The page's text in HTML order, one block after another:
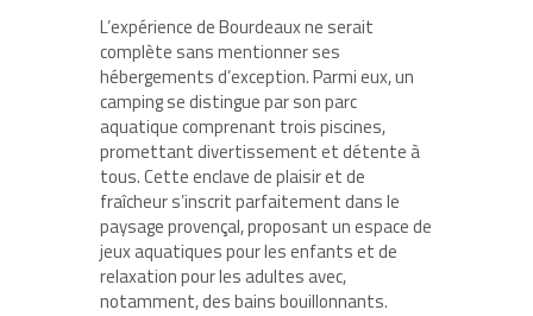
L’expérience de Bourdeaux ne serait
complète sans mentionner ses
hébergements d’exception. Parmi eux, un
camping se distingue par son parc
aquatique comprenant trois piscines,
promettant divertissement et détente à
tous. Cette enclave de plaisir et de
fraîcheur s’inscrit parfaitement dans le
paysage provençal, proposant un espace de
jeux aquatiques pour les enfants et de
relaxation pour les adultes avec,
notamment, des bains bouillonnants.